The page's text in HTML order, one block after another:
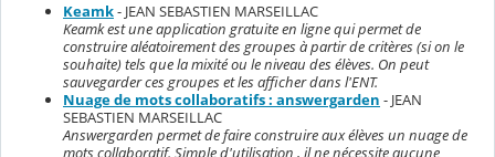
Keamk- JEAN SEBASTIEN MARSEILLAC
Keamk est une application gratuite en ligne qui permet de
construire aléatoirement des groupes à partir de critères (si on le
souhaite) tels que la mixité ou le niveau des élèves. On peut
sauvegarder ces groupes et les afficher dans l'ENT.
Nuage de mots collaboratifs : answergarden - JEAN
SEBASTIEN MARSEILLAC
Answergarden permet de faire construire aux élèves un nuage de
mots collaboratif. Simple d'utilisation , il ne nécessite aucune